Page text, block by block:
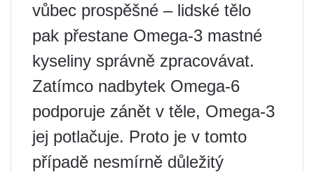
vůbec prospěšné – lidské tělo
pak přestane Omega-3 mastné
kyseliny správně zpracovávat.
Zatímco nadbytek Omega-6
podporuje zánět v těle, Omega-3
jej potlačuje. Proto je v tomto
případě nesmírně důležitý